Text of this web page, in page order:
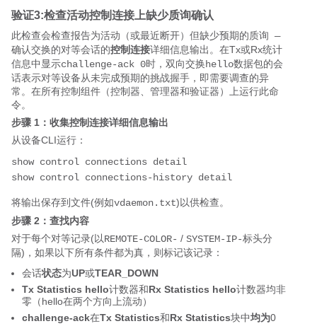
验证3:检查活动控制连接上缺少质询确认
此检查会检查报告为活动（或最近断开）但缺少预期的质询 —
确认交换的对等会话的控制连接详细信息输出。在Tx或Rx统计
信息中显示challenge-ack 0时，双向交换hello数据包的会
话表示对等设备从未完成预期的挑战握手，即需要调查的异
常。在所有控制组件（控制器、管理器和验证器）上运行此命
令。
步骤 1：收集控制连接详细信息输出
从设备CLI运行：
show control connections detail
show control connections-history detail
将输出保存到文件(例如vdaemon.txt)以供检查。
步骤 2：查找内容
对于每个对等记录(以REMOTE-COLOR- / SYSTEM-IP-标头分
隔)，如果以下所有条件都为真 ，则标记该记录：
会话状态为UP或TEAR_DOWN
Tx Statistics hello计数器和Rx Statistics hello计数器均非
零（hello在两个方向上流动）
challenge-ack在Tx Statistics和Rx Statistics块中均为0